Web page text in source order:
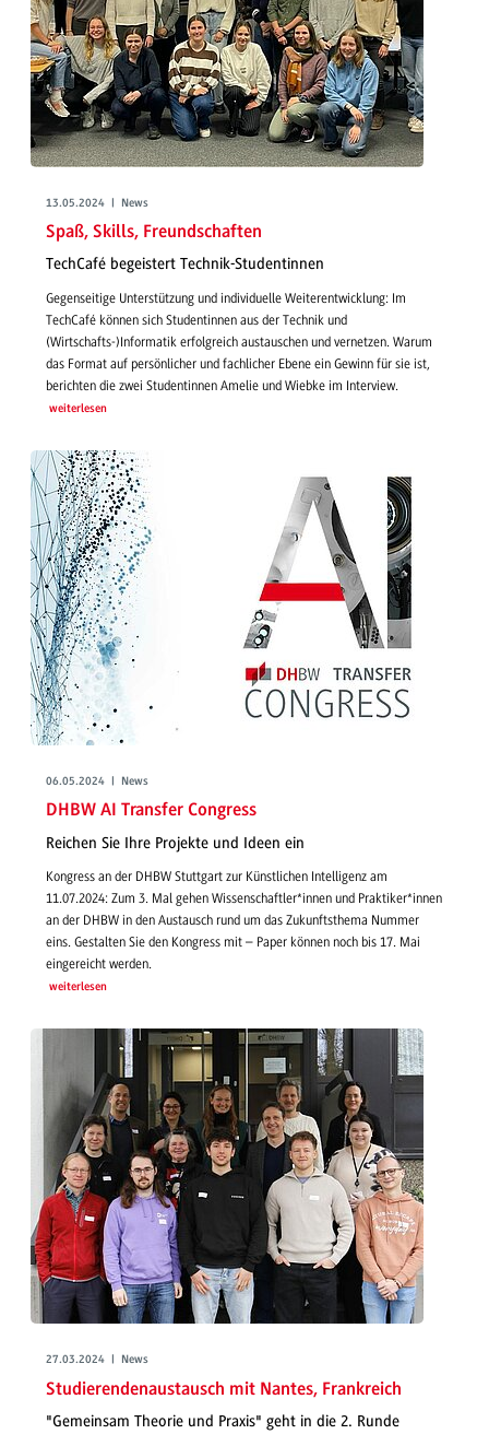
13.05.2024 | News
Spaß, Skills, Freundschaften
TechCafé begeistert Technik-Studentinnen
Gegenseitige Unterstützung und individuelle Weiterentwicklung: Im
TechCafé können sich Studentinnen aus der Technik und
(Wirtschafts-)Informatik erfolgreich austauschen und vernetzen. Warum
das Format auf persönlicher und fachlicher Ebene ein Gewinn für sie ist,
berichten die zwei Studentinnen Amelie und Wiebke im Interview.
weiterlesen
06.05.2024 | News
DHBW AI Transfer Congress
Reichen Sie Ihre Projekte und Ideen ein
Kongress an der DHBW Stuttgart zur Künstlichen Intelligenz am
11.07.2024: Zum 3. Mal gehen Wissenschaftler*innen und Praktiker*innen
an der DHBW in den Austausch rund um das Zukunftsthema Nummer
eins. Gestalten Sie den Kongress mit – Paper können noch bis 17. Mai
eingereicht werden.
weiterlesen
27.03.2024 | News
Studierendenaustausch mit Nantes, Frankreich
"Gemeinsam Theorie und Praxis" geht in die 2. Runde